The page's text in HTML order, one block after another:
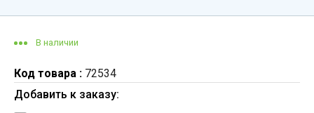
В наличии
Код товара : 72534
Добавить к заказу: